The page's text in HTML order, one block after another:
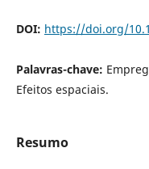
DOI: https://doi.org/
Palavras-chave:
Efeitos espaciais.
Resumo